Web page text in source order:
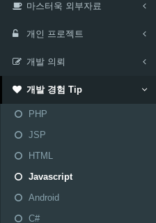
마스터욱 외부자료
개인 프로젝트
개발 의뢰
개발 경험 Tip
PHP
JSP
HTML
Javascript
Android
C#